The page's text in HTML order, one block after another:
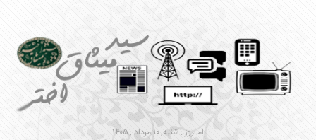
امـروز : شنبه, ۱۰ مرداد , ۱۴۰۵